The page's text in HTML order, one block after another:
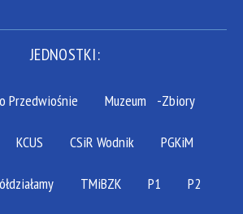
JEDNOSTKI:
Przedwiośnie Muzeum -Zbiory
KCUS CSiR Wodnik PGKiM
TMiBZK P1 P2